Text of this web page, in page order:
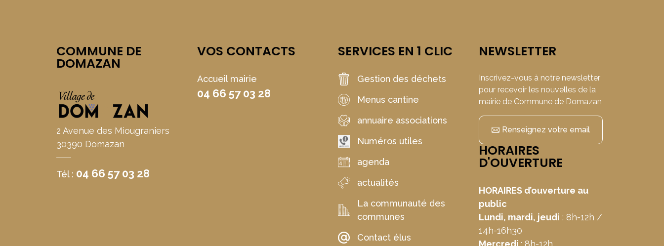
COMMUNE DE
DOMAZAN
2 Avenue des Miougraniers
30390 Domazan
Tél : 04 66 57 03 28
VOS CONTACTS
Accueil mairie
04 66 57 03 28
SERVICES EN 1 CLIC
Gestion des déchets
Menus cantine
annuaire associations
Numéros utiles
agenda
actualités
La communauté des
communes
Contact élus
NEWSLETTER
Inscrivez-vous à notre newsletter
pour recevoir les nouvelles de la
mairie de Commune de Domazan
Renseignez votre email
HORAIRES
D'OUVERTURE
HORAIRES d’ouverture au
public
Lundi, mardi, jeudi : 8h-12h /
14h-16h30
Mercredi : 8h-12h